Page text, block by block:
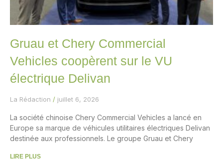
Gruau et Chery Commercial
Vehicles coopèrent sur le VU
électrique Delivan
La Rédaction juillet 6, 2026
La société chinoise Chery Commercial Vehicles a lancé en
Europe sa marque de véhicules utilitaires électriques Delivan
destinée aux professionnels. Le groupe Gruau et Chery
LIRE PLUS